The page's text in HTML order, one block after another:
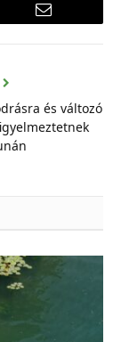
E-
és változó